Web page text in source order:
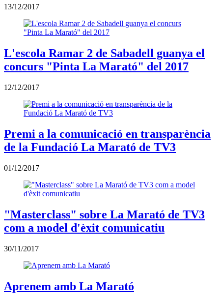
13/12/2017
L'escola Ramar 2 de Sabadell guanya el
concurs "Pinta La Marató" del 2017
12/12/2017
Premi a la comunicació en transparència
de la Fundació La Marató de TV3
01/12/2017
"Masterclass" sobre La Marató de TV3
com a model d'èxit comunicatiu
30/11/2017
Aprenem amb La Marató